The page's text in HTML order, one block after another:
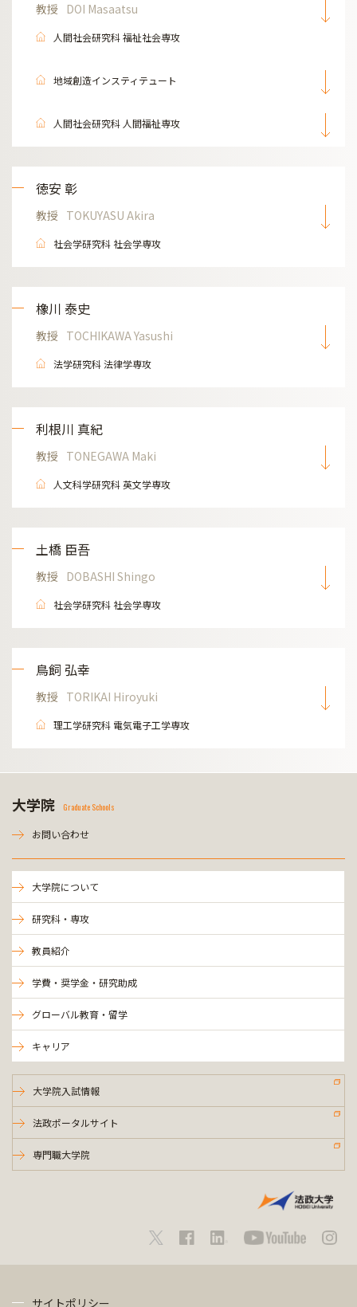
教授 DOI Masaatsu
人間社会研究科 福祉社会専攻
地域創造インスティテュート
人間社会研究科 人間福祉専攻
徳安 彰
教授 TOKUYASU Akira
社会学研究科 社会学専攻
橡川 泰史
教授 TOCHIKAWA Yasushi
法学研究科 法律学専攻
利根川 真紀
教授 TONEGAWA Maki
人文科学研究科 英文学専攻
土橋 臣吾
教授 DOBASHI Shingo
社会学研究科 社会学専攻
鳥飼 弘幸
教授 TORIKAI Hiroyuki
理工学研究科 電気電子工学専攻
大学院 Graduate Schools
お問い合わせ
大学院について
研究科・専攻
教員紹介
学費・奨学金・研究助成
グローバル教育・留学
キャリア
大学院入試情報
法政ポータルサイト
専門職大学院
サイトポリシー